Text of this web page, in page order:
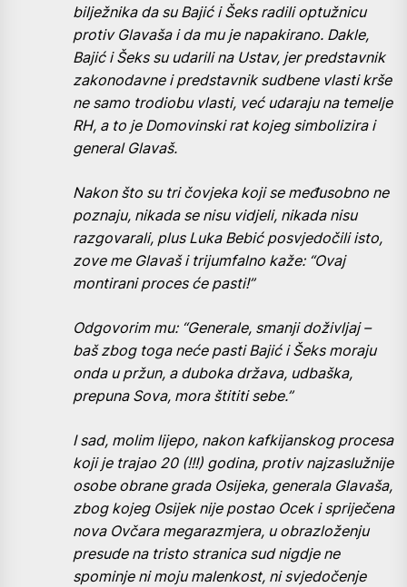
bilježnika da su Bajić i Šeks radili optužnicu
protiv Glavaša i da mu je napakirano. Dakle,
Bajić i Šeks su udarili na Ustav, jer predstavnik
zakonodavne i predstavnik sudbene vlasti krše
ne samo trodiobu vlasti, već udaraju na temelje
RH, a to je Domovinski rat kojeg simbolizira i
general Glavaš.
Nakon što su tri čovjeka koji se međusobno ne
poznaju, nikada se nisu vidjeli, nikada nisu
razgovarali, plus Luka Bebić posvjedočili isto,
zove me Glavaš i trijumfalno kaže: “Ovaj
montirani proces će pasti!”
Odgovorim mu: “Generale, smanji doživljaj –
baš zbog toga neće pasti Bajić i Šeks moraju
onda u pržun, a duboka država, udbaška,
prepuna Sova, mora štititi sebe.”
I sad, molim lijepo, nakon kafkijanskog procesa
koji je trajao 20 (!!!) godina, protiv najzaslužnije
osobe obrane grada Osijeka, generala Glavaša,
zbog kojeg Osijek nije postao Ocek i spriječena
nova Ovčara megarazmjera, u obrazloženju
presude na tristo stranica sud nigdje ne
spominje ni moju malenkost, ni svjedočenje